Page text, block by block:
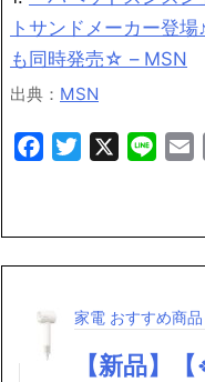
トサンドメーカー登
も同時発売☆ – MSN
出典： MSN
FacebookTwitter Line
家電 おすすめ商品
【新品】